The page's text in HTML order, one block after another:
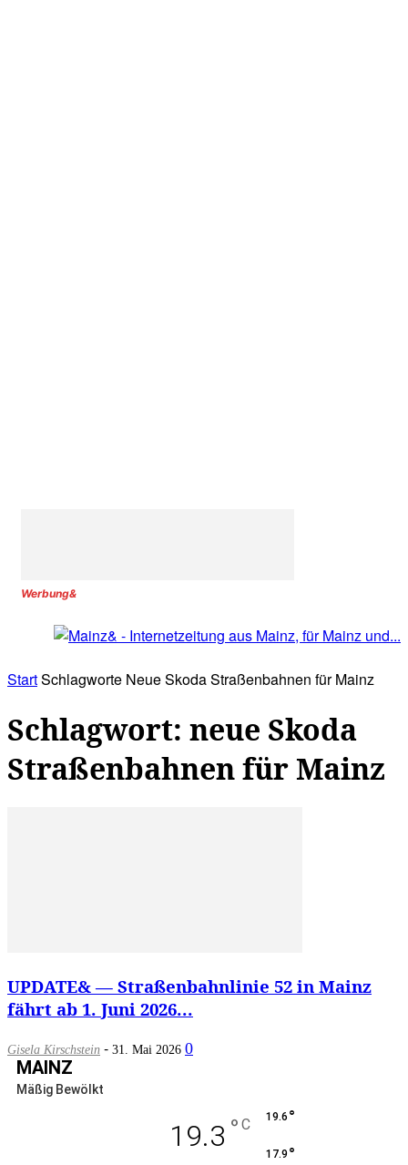
Werbung&
StartSchlagworte Neue Skoda Straßenbahnen für Mainz
Schlagwort: neue Skoda
Straßenbahnen für Mainz
UPDATE& — Straßenbahnlinie 52 in Mainz
fährt ab 1. Juni 2026...
Gisela Kirschstein - 31. Mai 2026 0
MAINZ
Mäßig Bewölkt
19.3 ° C 19.6 °
17.9 °